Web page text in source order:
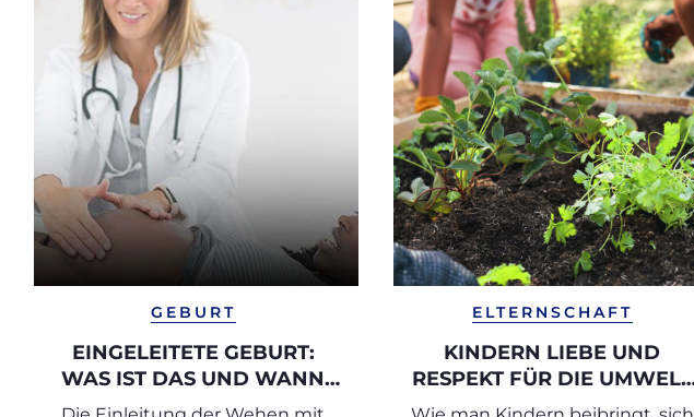
GEBURT
EINGELEITETE GEBURT:
WAS IST DAS UND WANN
WIRD SIE DURCHGEFÜHRT?
ELTERNSCHAFT
KINDERN LIEBE UND
RESPEKT FÜR DIE UMWELT
VERMITTELN